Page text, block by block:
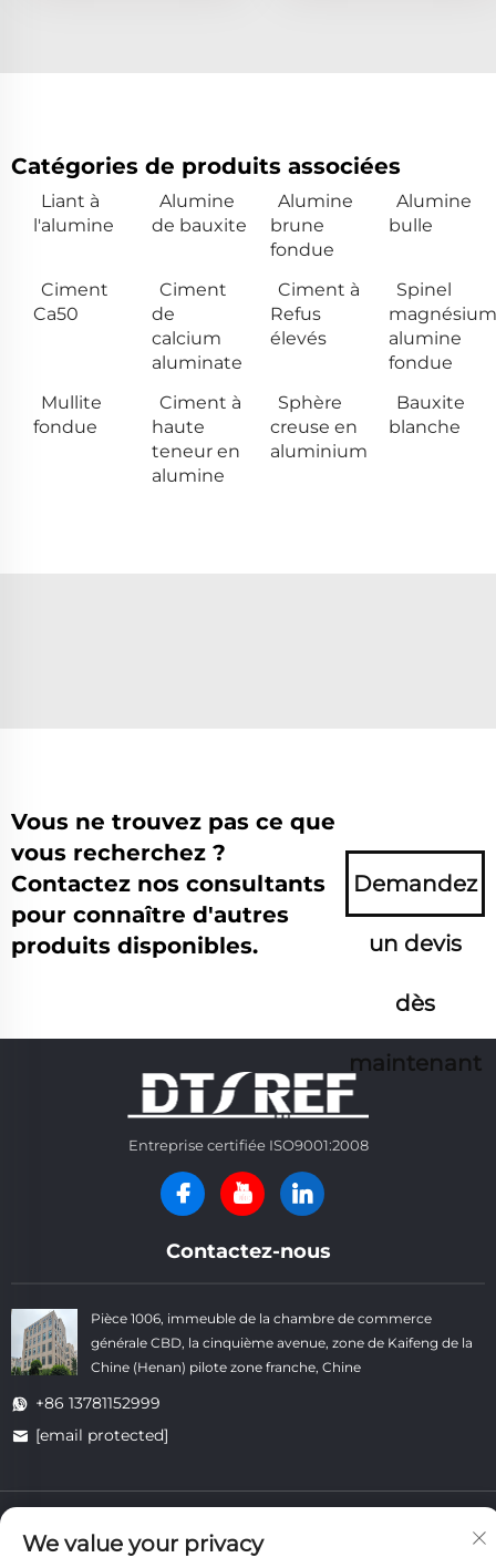
Catégories de produits associées
Liant à
l'alumine
Alumine
de bauxite
Alumine
brune
fondue
Alumine
bulle
Ciment
Ca50
Ciment
de
calcium
aluminate
Ciment à
Refus
élevés
Spinel
magnésium
alumine
fondue
Mullite
fondue
Ciment à
haute
teneur en
alumine
Sphère
creuse en
aluminium
Bauxite
blanche
Vous ne trouvez pas ce que
vous recherchez ?
Contactez nos consultants
pour connaître d'autres
produits disponibles.
Demandez
un devis
dès
maintenant
Entreprise certifiée ISO9001:2008
Contactez-nous
Pièce 1006, immeuble de la chambre de commerce
générale CBD, la cinquième avenue, zone de Kaifeng de la
Chine (Henan) pilote zone franche, Chine
+86 13781152999
[email protected]
réservés. - Politique de confidentialité
We value your privacy